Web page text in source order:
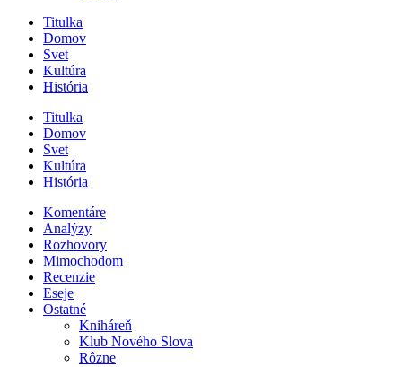
Titulka
Domov
Svet
Kultúra
História
Titulka
Domov
Svet
Kultúra
História
Komentáre
Analýzy
Rozhovory
Mimochodom
Recenzie
Eseje
Ostatné
Kniháreň
Klub Nového Slova
Rôzne